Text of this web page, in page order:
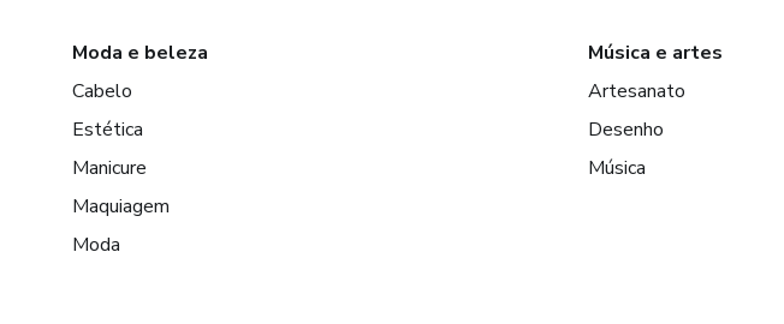
Moda e beleza
Cabelo
Estética
Manicure
Maquiagem
Moda
Música e artes
Artesanato
Desenho
Música